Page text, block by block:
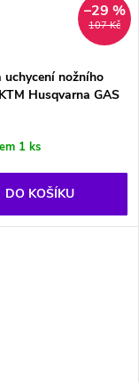
107 Kč
–29 %
uchycení nožního
Husqvarna GAS
1 ks
DO KOŠÍKU